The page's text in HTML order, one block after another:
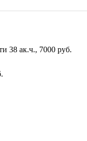
38 ак.ч., 7000 руб.